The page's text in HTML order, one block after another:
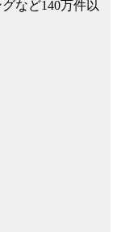
など140万件以